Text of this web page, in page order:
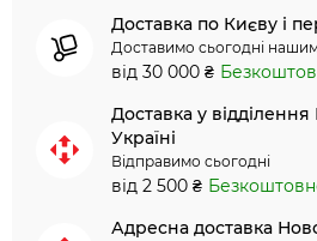
Доставка по Києву і
Доставимо сьогодні
від 30 000 ₴
Доставка у
Україні
Відправимо сьогодні
від 2 500 ₴
Адресна доставка